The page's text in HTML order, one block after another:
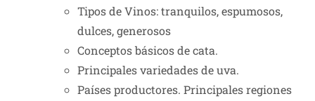
Tipos de Vinos: tranquilos, espumosos,
dulces, generosos
Conceptos básicos de cata.
Principales variedades de uva.
Países productores. Principales regiones